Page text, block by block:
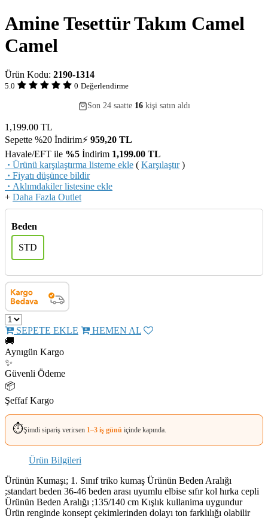
Amine Tesettür Takım Camel
Camel
Ürün Kodu: 2190-1314
5.0 0 Değerlendirme
35 69
Son 24 saatte 16 kişi satın aldı
1,199.00 TL
Sepette %20 İndirim⚡ 959,20 TL
Havale/EFT ile %5 İndirim 1,199.00 TL
· Ürünü karşılaştırma listeme ekle ( Karşılaştır)
· Fiyatı düşünce bildir
· Aklımdakiler listesine ekle
+ Daha Fazla Outlet
Beden
STD
SEPETE EKLE
HEMEN AL
🚚
Aynıgün Kargo
✨
Güvenli Ödeme
📦
Şeffaf Kargo
⏱️Şimdi sipariş verirsen 1–3 iş günü içinde kapında.
Ürün Bilgileri
Ürünün Kumaşı; 1. Sınıf triko kumaş Ürünün Beden Aralığı
;standart beden 36-46 beden arası uyumlu elbise sıfır kol hırka cepli
Ürünün Beden Aralığı ;135/140 cm Kışlık kullanima uygundur
Ürün renginde konsept çekimlerinden dolayı ton farklılığı olabilir